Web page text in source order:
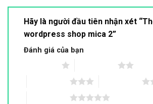
Hãy là người đầu tiên nhận xét
wordpress shop mica 2”
Đánh giá của bạn